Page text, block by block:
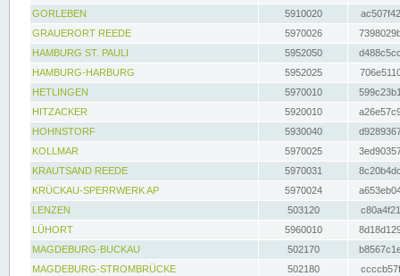
GORLEBEN
5910020
GRAUERORT REEDE
5970026
HAMBURG ST. PAULI
5952050
HAMBURG-HARBURG
5952025
HETLINGEN
5970010
HITZACKER
5920010
HOHNSTORF
5930040
KOLLMAR
5970025
KRAUTSAND REEDE
5970031
KRÜCKAU-SPERRWERK AP
5970024
LENZEN
503120
LÜHORT
5960010
MAGDEBURG-BUCKAU
502170
MAGDEBURG-STROMBRÜCKE
502180